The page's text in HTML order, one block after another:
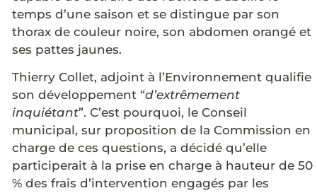
temps d’une saison et se distingue par son
thorax de couleur noire, son abdomen orangé et
ses pattes jaunes.
Thierry Collet, adjoint à l’Environnement qualifie
son développement “d’extrêmement
inquiétant”. C’est pourquoi, le Conseil
municipal, sur proposition de la Commission en
charge de ces questions, a décidé qu’elle
participerait à la prise en charge à hauteur de 50
% des frais d’intervention engagés par les